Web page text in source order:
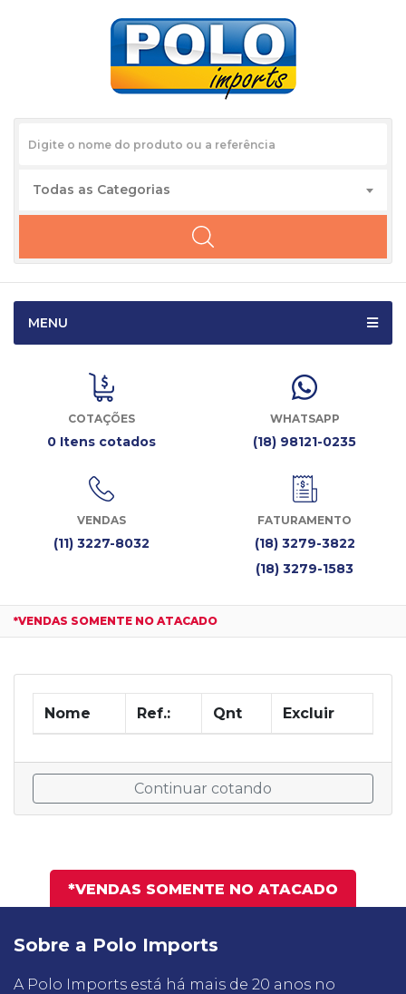
Todas as Categorias
MENU
COTAÇÕES
0 Itens cotados
WHATSAPP
(18) 98121-0235
VENDAS
(11) 3227-8032
FATURAMENTO
(18) 3279-3822
(18) 3279-1583
*VENDAS SOMENTE NO ATACADO
Nome Ref.: Qnt Excluir
Continuar cotando
*VENDAS SOMENTE NO ATACADO
Sobre a Polo Imports
A Polo Imports está há mais de 20 anos no